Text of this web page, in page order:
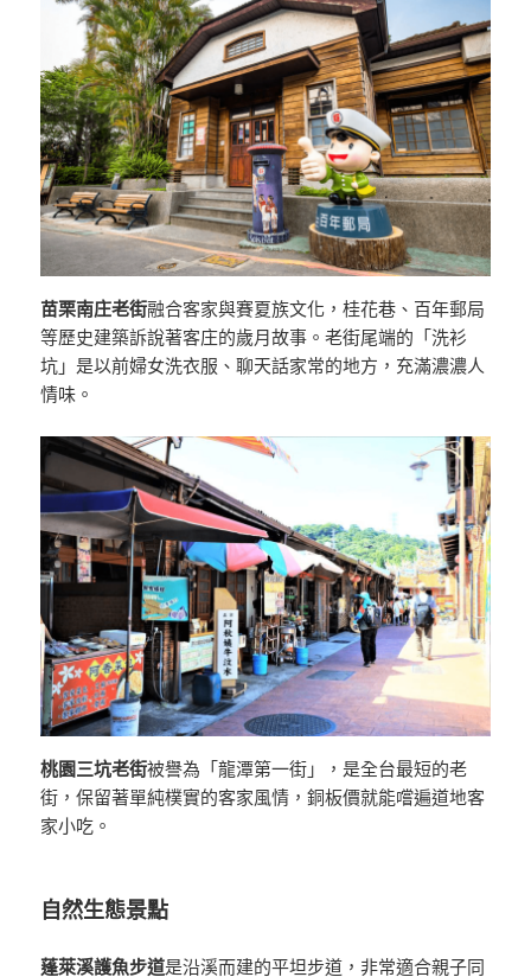
苗栗南庄老街融合客家與賽夏族文化，桂花巷、百年郵局
等歷史建築訴說著客庄的歲月故事。老街尾端的「洗衫
坑」是以前婦女洗衣服、聊天話家常的地方，充滿濃濃人
情味。
桃園三坑老街被譽為「龍潭第一街」，是全台最短的老
街，保留著單純樸實的客家風情，銅板價就能嚐遍道地客
家小吃。
自然生態景點
蓬萊溪護魚步道是沿溪而建的平坦步道，非常適合親子同